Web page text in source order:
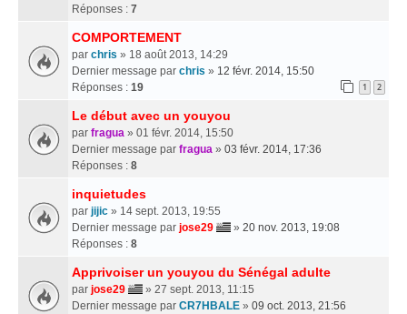
Réponses : 7
COMPORTEMENT
par chris » 18 août 2013, 14:29
Dernier message par chris » 12 févr. 2014, 15:50
Réponses : 19 1 2
Le début avec un youyou
par fragua » 01 févr. 2014, 15:50
Dernier message par fragua » 03 févr. 2014, 17:36
Réponses : 8
inquietudes
par jijic » 14 sept. 2013, 19:55
Dernier message par jose29 » 20 nov. 2013, 19:08
Réponses : 8
Apprivoiser un youyou du Sénégal adulte
par jose29
» 27 sept. 2013, 11:15
Dernier message par CR7HBALE » 09 oct. 2013, 21:56